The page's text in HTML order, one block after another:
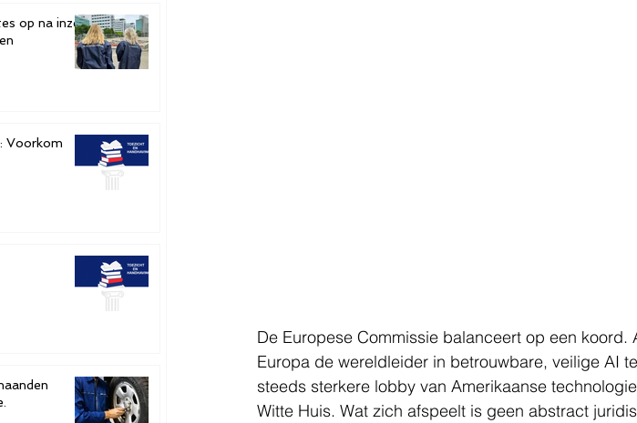
op na inzet
Voorkom
De Europese Commissie balanceert op een
Europa de wereldleider in betrouwbare, veilige AI
steeds sterkere lobby van Amerikaanse
Witte Huis. Wat zich afspeelt is geen abstract